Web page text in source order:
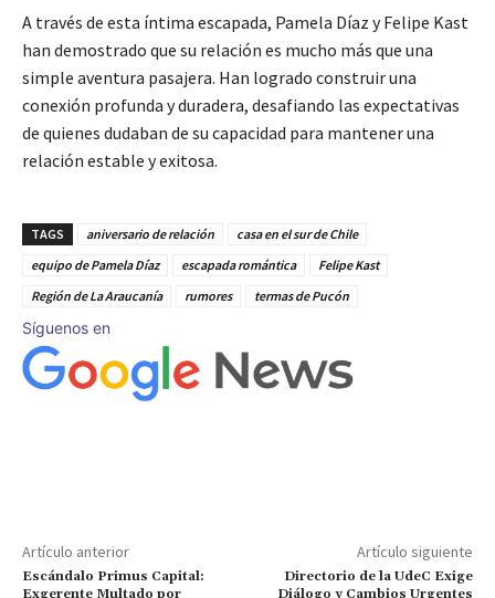
A través de esta íntima escapada, Pamela Díaz y Felipe Kast
han demostrado que su relación es mucho más que una
simple aventura pasajera. Han logrado construir una
conexión profunda y duradera, desafiando las expectativas
de quienes dudaban de su capacidad para mantener una
relación estable y exitosa.
TAGS aniversario de relación
casa en el sur de Chile
equipo de Pamela Díaz
escapada romántica
Felipe Kast
Región de La Araucanía
rumores termas de Pucón
Síguenos en
Artículo anterior
Escándalo Primus Capital:
Exgerente Multado por
Artículo siguiente
Directorio de la UdeC Exige
Diálogo y Cambios Urgentes